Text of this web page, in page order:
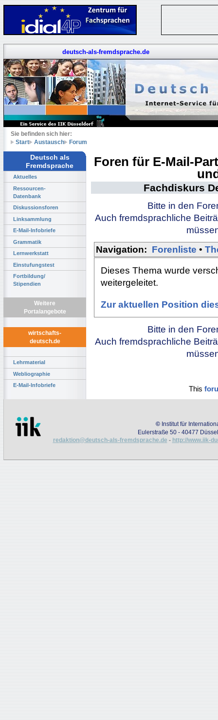
deutsch-als-fremdsprache.de
Sie befinden sich hier:
Start
Austausch Forum
Deutsch als
Fremdsprache
Aktuelles
Ressourcen-
Datenbank
Diskussionsforen
Linksammlung
E-Mail-Infobriefe
Grammatik
Lernwerkstatt
Einstufungstest
Fortbildung/
Stipendien
Weitere
Portalangebote
wirtschafts-
deutsch.de
Lehrmaterial
Webliographie
E-Mail-Infobriefe
Foren für E-Mail-
Fachdiskurs
Bitte in den
Auch fremdsprachliche
Navigation: Forenliste •
Dieses Thema wurde
weitergeleitet.
Zur aktuellen Position
Bitte in den
Auch fremdsprachliche
This
© Institut für
Eulerstraße 50 - 40477
redaktion@deutsch-als-fremdsprache.de - http://www.iik-